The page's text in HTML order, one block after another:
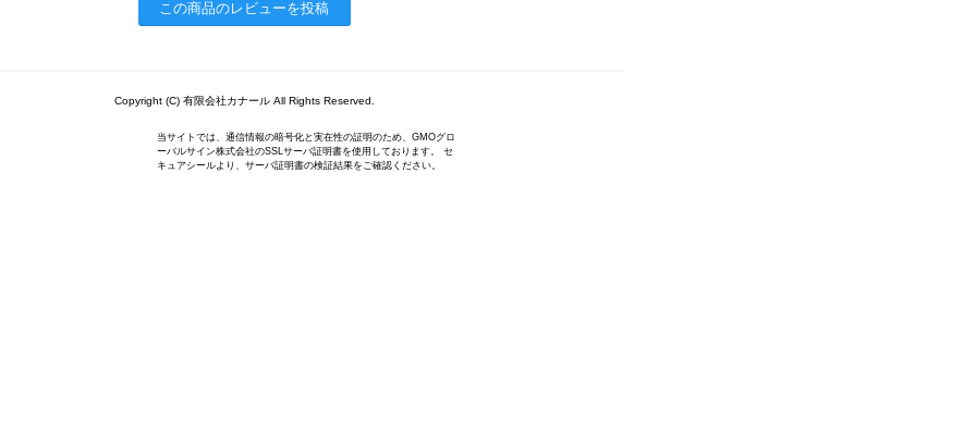
この商品のレビューを投稿
Copyright (C) 有限会社カナール All Rights Reserved.
当サイトでは、通信情報の暗号化と実在性の証明のため、GMOグロ
ーバルサイン株式会社のSSLサーバ証明書を使用しております。 セ
キュアシールより、サーバ証明書の検証結果をご確認ください。